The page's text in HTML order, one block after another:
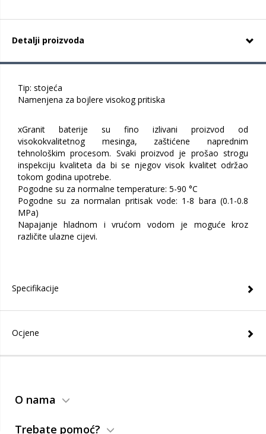
Detalji proizvoda
Tip: stojeća
Namenjena za bojlere visokog pritiska
xGranit baterije su fino izlivani proizvod od
visokokvalitetnog mesinga, zaštićene naprednim
tehnološkim procesom. Svaki proizvod je prošao strogu
inspekciju kvaliteta da bi se njegov visok kvalitet održao
tokom godina upotrebe.
Pogodne su za normalne temperature: 5-90 °C
Pogodne su za normalan pritisak vode: 1-8 bara (0.1-0.8
MPa)
Napajanje hladnom i vrućom vodom je moguće kroz
različite ulazne cijevi.
Specifikacije
Ocjene
O nama
Trebate pomoć?